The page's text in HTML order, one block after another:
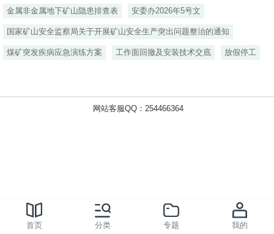
金属非金属地下矿山隐患排查表 安委办2026年5号文
国家矿山安全监察局关于开展矿山安全生产突出问题整治的通知
煤矿突发疾病应急演练方案 工作面回撤及安装技术交底 放假停工
网站客服QQ：254466364
首页 分类 专题 我的